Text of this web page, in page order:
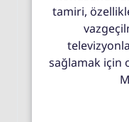
tamiri,
sağlamak için